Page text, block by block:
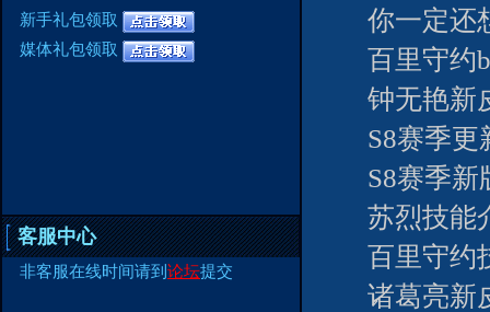
新手礼包领取
媒体礼包领取
客服中心
非客服在线时间请到 论坛提交
你一定还
百里守约
钟无艳新
S8赛季更
S8赛季
苏烈技能
百里守约
诸葛亮新